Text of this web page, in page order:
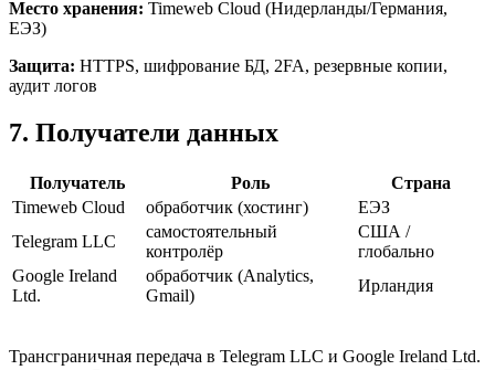
Место хранения: Timeweb Cloud (Нидерланды/Германия,
ЕЭЗ)
Защита: HTTPS, шифрование БД, 2FA, резервные копии,
аудит логов
7. Получатели данных
Получатель Роль
Страна
Timeweb Cloud
обработчик (хостинг)
ЕЭЗ
Telegram LLC
самостоятельный
контролёр
США /
глобально
Google Ireland
Ltd.
обработчик (Analytics,
Gmail)
Ирландия
Трансграничная передача в Telegram LLC и Google Ireland Ltd.